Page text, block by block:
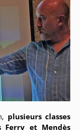
plusieurs classes
Ferry et Mendès